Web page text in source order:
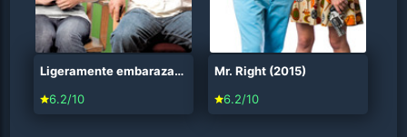
Ligeramente embarazada (2007)
6.2/10
Mr. Right (2015)
6.2/10